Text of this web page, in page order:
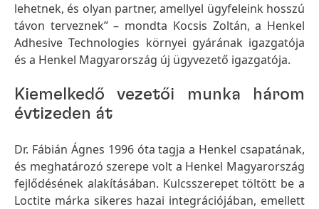
lehetnek, és olyan partner, amellyel ügyfeleink hosszú
távon terveznek” – mondta Kocsis Zoltán, a Henkel
Adhesive Technologies környei gyárának igazgatója
és a Henkel Magyarország új ügyvezető igazgatója.
Kiemelkedő vezetői munka három
évtizeden át
Dr. Fábián Ágnes 1996 óta tagja a Henkel csapatának,
és meghatározó szerepe volt a Henkel Magyarország
fejlődésének alakításában. Kulcsszerepet töltött be a
Loctite márka sikeres hazai integrációjában, emellett